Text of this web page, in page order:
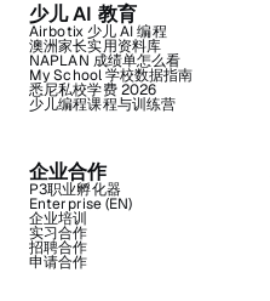
少儿 AI 教育
Airbotix 少儿 AI 编程
澳洲家长实用资料库
NAPLAN 成绩单怎么看
My School 学校数据指南
悉尼私校学费 2026
少儿编程课程与训练营
企业合作
P3职业孵化器
Enterprise (EN)
企业培训
实习合作
招聘合作
申请合作